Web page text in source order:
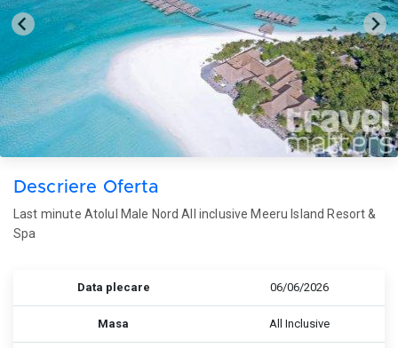
Descriere Oferta
Last minute Atolul Male Nord All inclusive Meeru Island Resort &
Spa
Data plecare 06/06/2026
Masa All Inclusive